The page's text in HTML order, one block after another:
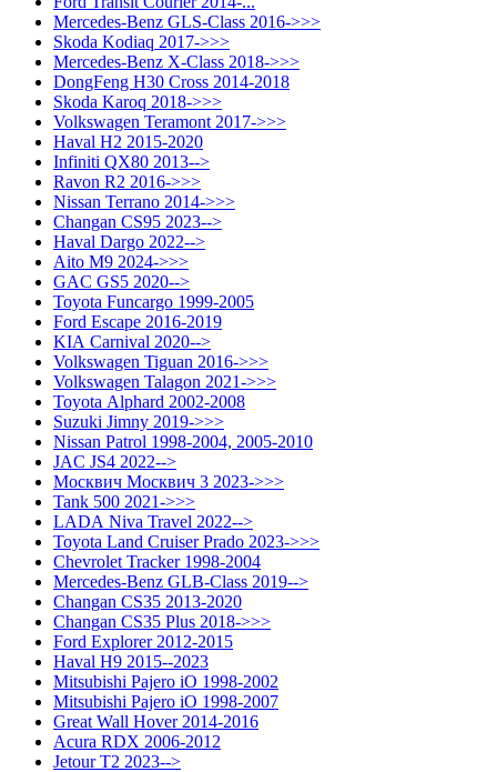
Mercedes-Benz GLS-Class 2016->>>
Skoda Kodiaq 2017->>>
Mercedes-Benz X-Class 2018->>>
DongFeng H30 Cross 2014-2018
Skoda Karoq 2018->>>
Volkswagen Teramont 2017->>>
Haval H2 2015-2020
Infiniti QX80 2013-->
Ravon R2 2016->>>
Nissan Terrano 2014->>>
Changan CS95 2023-->
Haval Dargo 2022-->
Aito M9 2024->>>
GAC GS5 2020-->
Toyota Funcargo 1999-2005
Ford Escape 2016-2019
KIA Carnival 2020-->
Volkswagen Tiguan 2016->>>
Volkswagen Talagon 2021->>>
Toyota Alphard 2002-2008
Suzuki Jimny 2019->>>
Nissan Patrol 1998-2004, 2005-2010
JAC JS4 2022-->
Москвич Москвич 3 2023->>>
Tank 500 2021->>>
LADA Niva Travel 2022-->
Toyota Land Cruiser Prado 2023->>>
Chevrolet Tracker 1998-2004
Mercedes-Benz GLB-Class 2019-->
Changan CS35 2013-2020
Changan CS35 Plus 2018->>>
Ford Explorer 2012-2015
Haval H9 2015--2023
Mitsubishi Pajero iO 1998-2002
Mitsubishi Pajero iO 1998-2007
Great Wall Hover 2014-2016
Acura RDX 2006-2012
Jetour T2 2023-->